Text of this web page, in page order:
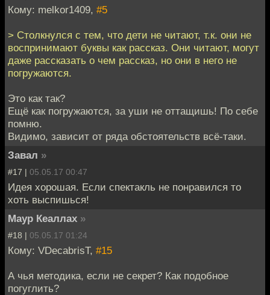
Кому: melkor1409, #5
> Столкнулся с тем, что дети не читают, т.к. они не
воспринимают буквы как рассказ. Они читают, могут
даже рассказать о чем рассказ, но они в него не
погружаются.
Это как так?
Ещё как погружаются, за уши не оттащишь! По себе
помню.
Видимо, зависит от ряда обстоятельств всё-таки.
Завал »
#17 | 05.05.17 00:47
Идея хорошая. Если спектакль не понравился то
хоть выспишься!
Маур Кеаллах »
#18 | 05.05.17 01:24
Кому: VDecabrisT, #15
А чья методика, если не секрет? Как подобное
погуглить?